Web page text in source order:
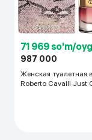
71 969 so'm/
987 000
Женская туалетная
Roberto Cavalli Just